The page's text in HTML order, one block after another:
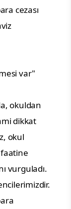
cezası
var"
okuldan
dikkat
okul
vurguladı.